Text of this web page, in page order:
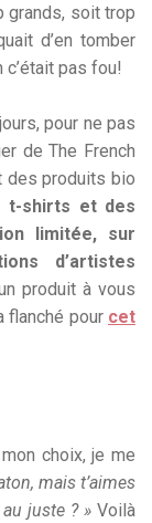
grands, soit trop
d’en tomber
pas fou!
pour ne pas
de The French
des produits bio
t-shirts et des
limitée, sur
d’artistes
produit à vous
flanché pour cet
choix, je me
mais t’aimes
juste ? » Voilà